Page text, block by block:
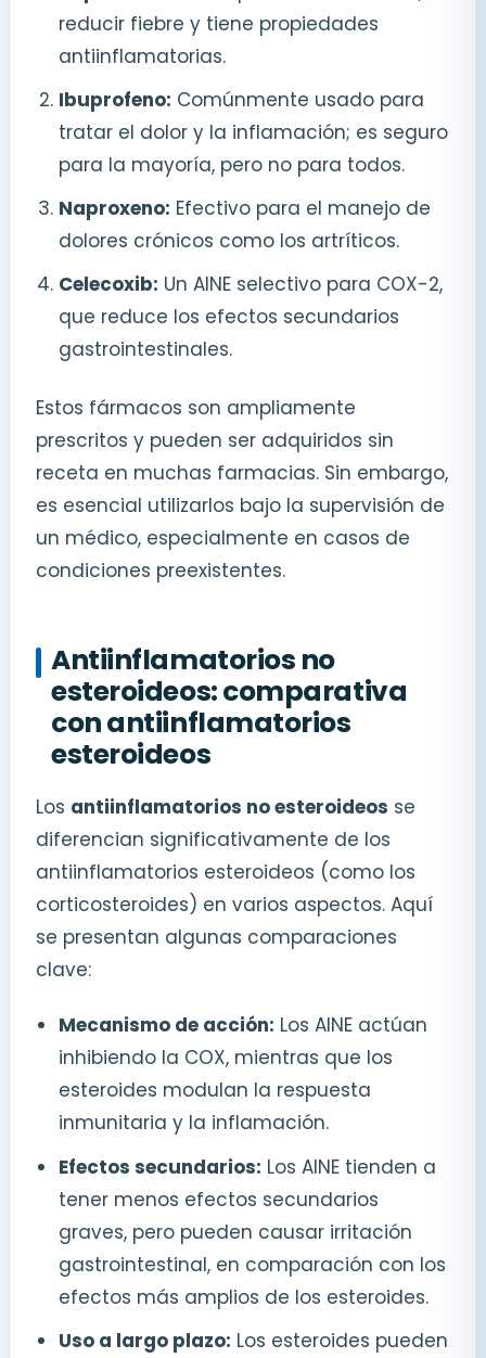
reducir fiebre y tiene propiedades
antiinflamatorias.
Ibuprofeno: Comúnmente usado para
tratar el dolor y la inflamación; es seguro
para la mayoría, pero no para todos.
Naproxeno: Efectivo para el manejo de
dolores crónicos como los artríticos.
Celecoxib: Un AINE selectivo para COX-2,
que reduce los efectos secundarios
gastrointestinales.
Estos fármacos son ampliamente
prescritos y pueden ser adquiridos sin
receta en muchas farmacias. Sin embargo,
es esencial utilizarlos bajo la supervisión de
un médico, especialmente en casos de
condiciones preexistentes.
Antiinflamatorios no
esteroideos: comparativa
con antiinflamatorios
esteroideos
Los antiinflamatorios no esteroideos se
diferencian significativamente de los
antiinflamatorios esteroideos (como los
corticosteroides) en varios aspectos. Aquí
se presentan algunas comparaciones
clave:
Mecanismo de acción: Los AINE actúan
inhibiendo la COX, mientras que los
esteroides modulan la respuesta
inmunitaria y la inflamación.
Efectos secundarios: Los AINE tienden a
tener menos efectos secundarios
graves, pero pueden causar irritación
gastrointestinal, en comparación con los
efectos más amplios de los esteroides.
Uso a largo plazo: Los esteroides pueden